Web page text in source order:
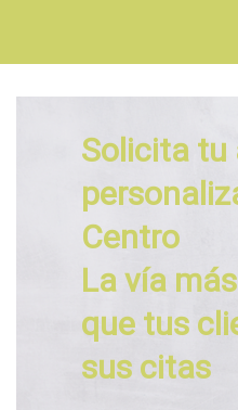
Solicita tu
Centro
La vía
que tus
sus citas